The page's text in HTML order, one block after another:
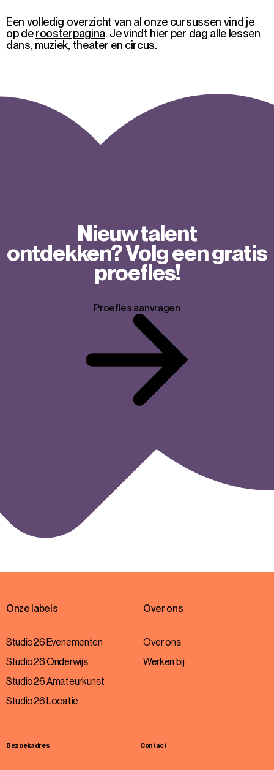
Een volledig overzicht van al onze cursussen vind je
op deroosterpagina. Je vindt hier per dag alle lessen
dans, muziek, theater en circus.
Nieuw talent
ontdekken? Volg een gratis
proefles!
Proefles aanvragen
Onze labels
Studio26 Evenementen
Studio26 Onderwijs
Studio26 Amateurkunst
Studio26 Locatie
Over ons
Over ons
Werken bij
Bezoekadres Contact